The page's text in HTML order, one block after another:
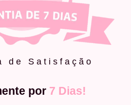
de Satisfação
por 7 Dias!